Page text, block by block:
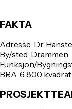
FAKTA
Adresse: Dr.
By/sted: Drammen
Funksjon/
BRA: 6 800